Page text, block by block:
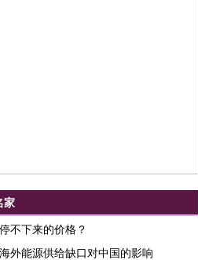
家
停不下来的价格？
海外能源供给缺口对中国的影响